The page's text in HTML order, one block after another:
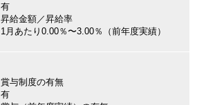
有
昇給金額／昇給率
1月あたり0.00％〜3.00％（前年度実績）
賞与制度の有無
有